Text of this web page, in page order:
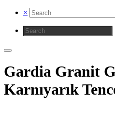
×
Gardia Granit
Karnıyarık